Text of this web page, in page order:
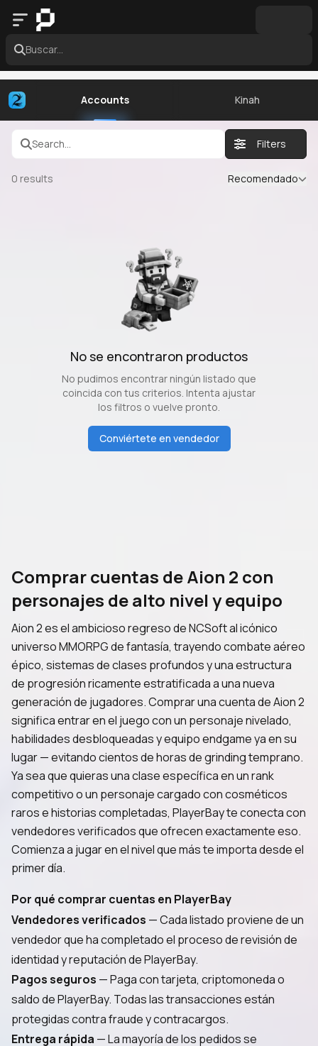
Buscar...
Accounts Kinah
Search... Filters
0 results Recomendado
No se encontraron productos
No pudimos encontrar ningún listado que
coincida con tus criterios. Intenta ajustar
los filtros o vuelve pronto.
Conviértete en vendedor
Comprar cuentas de Aion 2 con
personajes de alto nivel y equipo
Aion 2 es el ambicioso regreso de NCSoft al icónico
universo MMORPG de fantasía, trayendo combate aéreo
épico, sistemas de clases profundos y una estructura
de progresión ricamente estratificada a una nueva
generación de jugadores. Comprar una cuenta de Aion 2
significa entrar en el juego con un personaje nivelado,
habilidades desbloqueadas y equipo endgame ya en su
lugar — evitando cientos de horas de grinding temprano.
Ya sea que quieras una clase específica en un rank
competitivo o un personaje cargado con cosméticos
raros e historias completadas, PlayerBay te conecta con
vendedores verificados que ofrecen exactamente eso.
Comienza a jugar en el nivel que más te importa desde el
primer día.
Por qué comprar cuentas en PlayerBay
Vendedores verificados — Cada listado proviene de un
vendedor que ha completado el proceso de revisión de
identidad y reputación de PlayerBay.
Pagos seguros — Paga con tarjeta, criptomoneda o
saldo de PlayerBay. Todas las transacciones están
protegidas contra fraude y contracargos.
Entrega rápida — La mayoría de los pedidos se